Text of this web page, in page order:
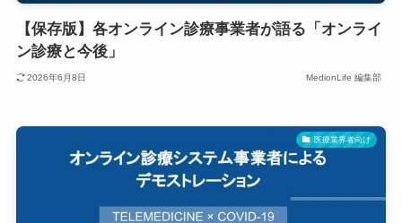
【保存版】各オンライン診療事業者が語る「オンライ
ン診療と今後」
2026年6月8日 MedionLife 編集部
医療業界者向け